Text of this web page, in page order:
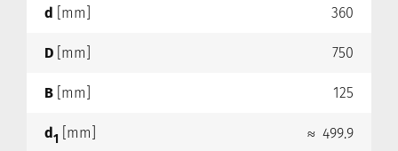
d [mm] 360
D [mm] 750
B [mm] 125
d1 [mm] ≈ 499.9